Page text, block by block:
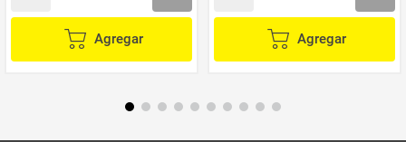
Agregar Agregar